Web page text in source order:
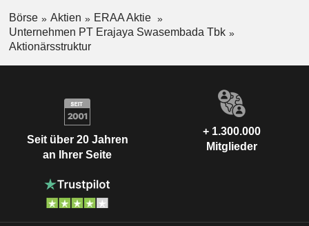
Börse Aktien
ERAA Aktie
Unternehmen PT Erajaya Swasembada Tbk
Aktionärsstruktur
Seit über 20 Jahren
an Ihrer Seite
+ 1.300.000
Mitglieder